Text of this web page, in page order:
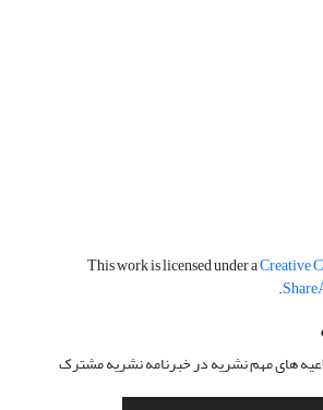
This work is licensed under aCreative
.
های مهم نشریه در خبرنامه نشریه مشترک